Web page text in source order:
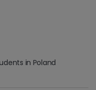
in Poland